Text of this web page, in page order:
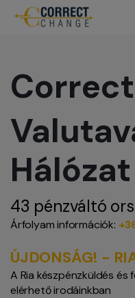
Hálózat
43 pénzváltó
Árfolyam információk:
ÚJDONSÁG! -
A Ria készpénzküldés
elérhető irodáinkban